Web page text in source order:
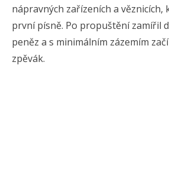
nápravných zařízeních a věznicích,
první písně. Po propuštění zamířil
peněz a s minimálním zázemím
zpěvák.